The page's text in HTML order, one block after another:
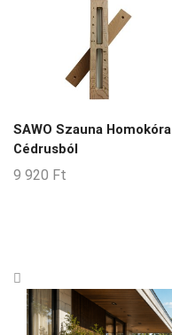
SAWO Szauna Homokóra
Cédrusból
9 920 Ft